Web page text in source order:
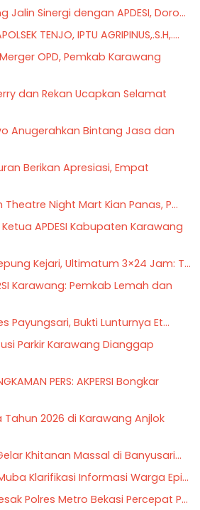
Jalin Sinergi dengan APDESI, Doro...
TENJO, IPTU AGRIPINUS,.S.H,....
OPD, Pemkab Karawang
dan Rekan Ucapkan Selamat
Anugerahkan Bintang Jasa dan
Berikan Apresiasi, Empat
Theatre Night Mart Kian Panas, P...
APDESI Kabupaten Karawang
Kejari, Ultimatum 3×24 Jam: T...
Karawang: Pemkab Lemah dan
Payungsari, Bukti Lunturnya Et...
Parkir Karawang Dianggap
PERS: AKPERSI Bongkar
Tahun 2026 di Karawang Anjlok
Khitanan Massal di Banyusari...
Klarifikasi Informasi Warga Epi...
Polres Metro Bekasi Percepat P...